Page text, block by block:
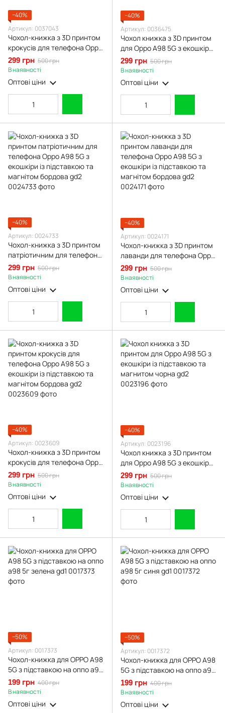
−40%
Артикул: 0037043
Чохол-книжка з 3D принтом
крокусів для телефона Oppo
A98 5G з екошкіри із
підставкою та магнітом
бордова gd2
299 грн 500 грн
В наявності
Оптові ціни
−40%
Артикул: 0036475
Чохол книжка з 3D принтом
для Oppo A98 5G з екошкіри
із підставкою та магнитом
чорна gd2
299 грн 500 грн
В наявності
Оптові ціни
−40%
Артикул: 0024733
Чохол-книжка з 3D принтом
патріотичним для телефона
Oppo A98 5G з екошкіри із
підставкою та магнітом
бордова gd2
299 грн 500 грн
В наявності
Оптові ціни
−40%
Артикул: 0024171
Чохол-книжка з 3D принтом
лаванди для телефона Oppo
A98 5G з екошкіри із
підставкою та магнітом
бордова gd2
299 грн 500 грн
В наявності
Оптові ціни
−40%
Артикул: 0023609
Чохол-книжка з 3D принтом
крокусів для телефона Oppo
A98 5G з екошкіри із
підставкою та магнітом
бордова gd2
299 грн 500 грн
В наявності
Оптові ціни
−40%
Артикул: 0023196
Чохол книжка з 3D принтом
для Oppo A98 5G з екошкіри
із підставкою та магнитом
чорна gd2
299 грн 500 грн
В наявності
Оптові ціни
−50%
Артикул: 0017373
Чохол-книжка для OPPO A98
5G з підставкою на оппо а98
5г зелена gd1
199 грн 400 грн
В наявності
Оптові ціни
−50%
Артикул: 0017372
Чохол-книжка для OPPO A98
5G з підставкою на оппо а98
5г синя gd1
199 грн 400 грн
В наявності
Оптові ціни